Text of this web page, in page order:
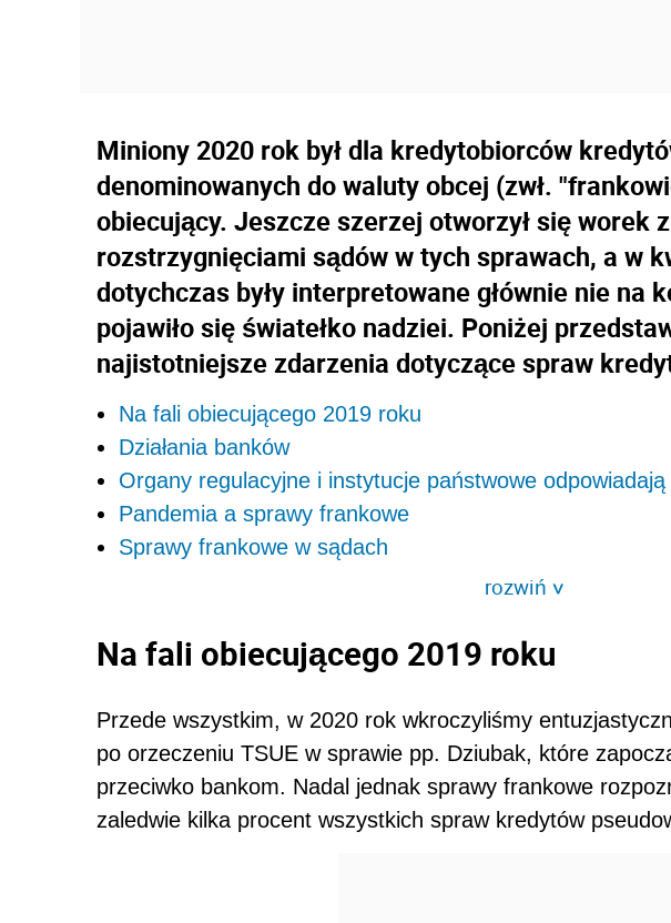
Miniony 2020 rok był dla kredytobiorców
denominowanych do waluty obcej (zwł.
obiecujący. Jeszcze szerzej otworzył się worek
rozstrzygnięciami sądów w tych sprawach, a w
dotychczas były interpretowane głównie nie na
pojawiło się światełko nadziei. Poniżej
najistotniejsze zdarzenia dotyczące spraw
Na fali obiecującego 2019 roku
Działania banków
Organy regulacyjne i instytucje państwowe
Pandemia a sprawy frankowe
Sprawy frankowe w sądach
rozwiń>
Na fali obiecującego 2019 roku
Przede wszystkim, w 2020 rok wkroczyliśmy
po orzeczeniu TSUE w sprawie pp. Dziubak, które
przeciwko bankom. Nadal jednak sprawy frankowe
zaledwie kilka procent wszystkich spraw kredytów